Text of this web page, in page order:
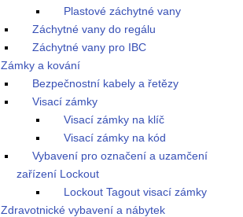
Plastové záchytné vany
Záchytné vany do regálu
Záchytné vany pro IBC
Zámky a kování
Bezpečnostní kabely a řetězy
Visací zámky
Visací zámky na klíč
Visací zámky na kód
Vybavení pro označení a uzamčení
zařízení Lockout
Lockout Tagout visací zámky
Zdravotnické vybavení a nábytek